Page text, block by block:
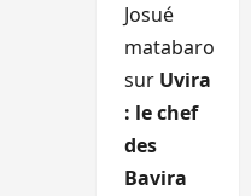
Josué
matabaro
sur Uvira
: le chef
des
Bavira